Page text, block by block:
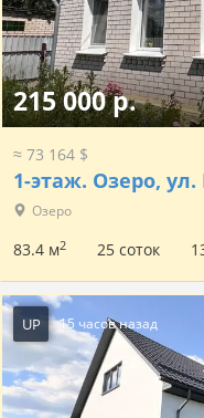
215 000 р.
≈ 73 164 $
1-этаж. Озеро,
Озеро
83.4 м2 25 соток
UP 15 часов назад